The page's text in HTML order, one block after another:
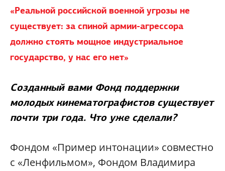
«Реальной российской военной угрозы не
существует: за спиной армии-агрессора
должно стоять мощное индустриальное
государство, у нас его нет»
Созданный вами Фонд поддержки
молодых кинематографистов существует
почти три года. Что уже сделали?
Фондом «Пример интонации» совместно
с «Ленфильмом», Фондом Владимира